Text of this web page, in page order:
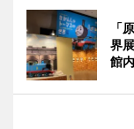
「
界
館